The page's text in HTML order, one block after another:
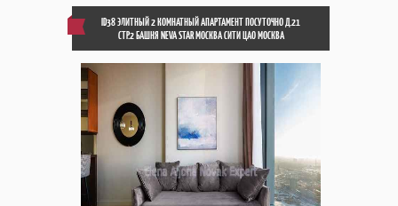
ID38 ЭЛИТНЫЙ 2 КОМНАТНЫЙ АПАРТАМЕНТ ПОСУТОЧНО Д.21
СТР.2 БАШНЯ NEVA STAR МОСКВА СИТИ ЦАО МОСКВА